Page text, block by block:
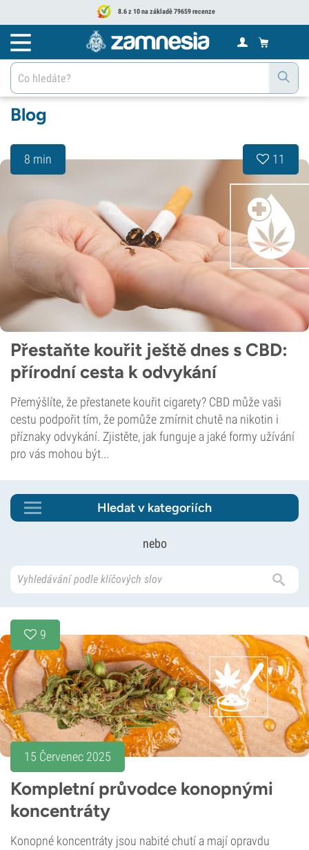
8.6 z 10 na základě 79659 recenze
Blog
8 min 11
Přestaňte kouřit ještě dnes s CBD:
přírodní cesta k odvykání
Přemýšlíte, že přestanete kouřit cigarety? CBD může vaši
cestu podpořit tím, že pomůže zmírnit chutě na nikotin i
příznaky odvykání. Zjistěte, jak funguje a jaké formy užívání
pro vás mohou být...
Hledat v kategoriích
nebo
9
15 Červenec 2025
Kompletní průvodce konopnými
koncentráty
Konopné koncentráty jsou nabité chutí a mají opravdu